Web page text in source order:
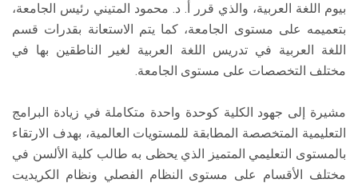
بيوم اللغة العربية، والذي قرر أ. د. محمود المتيني رئيس الجامعة،
بتعميمه على مستوى الجامعة، كما يتم الاستعانة بقدرات قسم
اللغة العربية في تدريس اللغة العربية لغير الناطقين بها في
مختلف التخصصات على مستوى الجامعة.
مشيرة إلى جهود الكلية كوحدة واحدة متكاملة في زيادة البرامج
التعليمية المتخصصة المطابقة للمستويات العالمية، بهدف الارتقاء
بالمستوى التعليمي المتميز الذي يحظى به طالب كلية الألسن في
مختلف الأقسام على مستوى النظام الفصلي ونظام الكريديت